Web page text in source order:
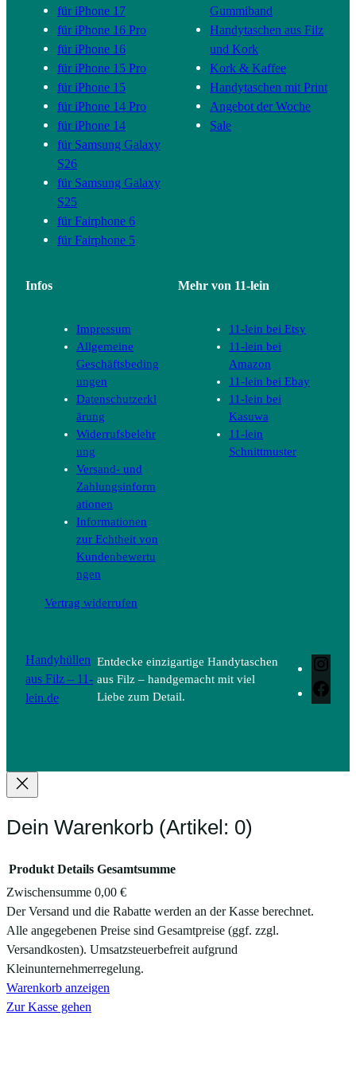
für iPhone 17
für iPhone 16 Pro
für iPhone 16
für iPhone 15 Pro
für iPhone 15
für iPhone 14 Pro
für iPhone 14
für Samsung Galaxy
S26
für Samsung Galaxy
S25
für Fairphone 6
für Fairphone 5
Gummiband
Handytaschen aus Filz
und Kork
Kork & Kaffee
Handytaschen mit Print
Angebot der Woche
Sale
Infos
Impressum
Allgemeine
Geschäftsbeding
ungen
Datenschutzerkl
ärung
Widerrufsbelehr
ung
Versand- und
Zahlungsinform
ationen
Informationen
zur Echtheit von
Kundenbewertu
ngen
Vertrag widerrufen
Mehr von 11-lein
11-lein bei Etsy
11-lein bei
Amazon
11-lein bei Ebay
11-lein bei
Kasuwa
11-lein
Schnittmuster
Handyhüllen
aus Filz – 11-
lein.de
Entdecke einzigartige Handytaschen
aus Filz – handgemacht mit viel
Liebe zum Detail.
Dein Warenkorb (Artikel: 0)
Produkte
im
Warenkorb
Produkt Details Gesamtsumme
Zwischensumme 0,00 €
Der Versand und die Rabatte werden an der Kasse berechnet.
Alle angegebenen Preise sind Gesamtpreise (ggf. zzgl.
Versandkosten). Umsatzsteuerbefreit aufgrund
Kleinunternehmerregelung.
Warenkorb anzeigen
Zur Kasse gehen